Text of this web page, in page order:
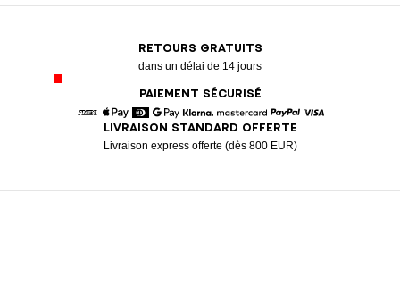
RETOURS GRATUITS
dans un délai de 14 jours
PAIEMENT SÉCURISÉ
American Express
Apple Pay
DinersGoogle Pay
Klarna MastercardPaypal
LIVRAISON STANDARD OFFERTE
Livraison express offerte (dès 800 EUR)